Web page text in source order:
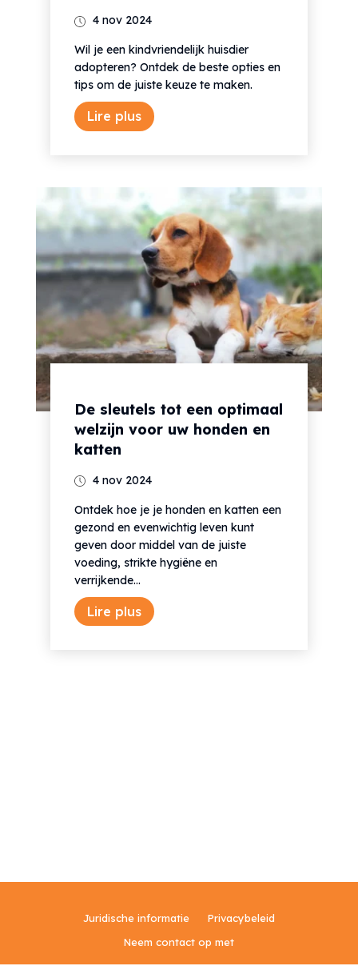
4 nov 2024
Wil je een kindvriendelijk huisdier
adopteren? Ontdek de beste opties en
tips om de juiste keuze te maken.
Lire plus
De sleutels tot een optimaal
welzijn voor uw honden en
katten
4 nov 2024
Ontdek hoe je je honden en katten een
gezond en evenwichtig leven kunt
geven door middel van de juiste
voeding, strikte hygiëne en
verrijkende...
Lire plus
Juridische informatie
Privacybeleid
Neem contact op met